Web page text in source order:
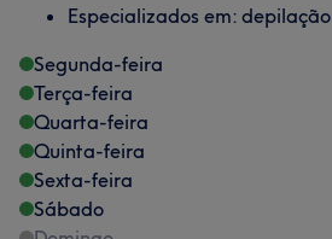
Especializados em: depilação
Segunda-feira
Terça-feira
Quarta-feira
Quinta-feira
Sexta-feira
Sábado